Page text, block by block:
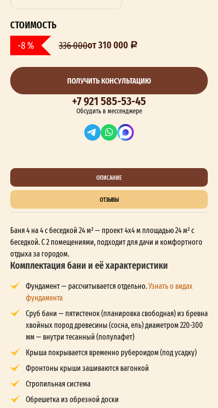
СТОИМОСТЬ
-8 % 336 000от 310 000
ПОЛУЧИТЬ КОНСУЛЬТАЦИЮ
+7 921 585-53-45
Обсудить в мессенджере
ОПИСАНИЕ
ОТЗЫВЫ
Баня 4 на 4 с беседкой 24 м² — проект 4x4 м площадью 24 м² с
беседкой. С 2 помещениями, подходит для дачи и комфортного
отдыха за городом.
Комплектация бани и её характеристики
Фундамент — рассчитывается отдельно.Узнать о видах
фундамента
Сруб бани — пятистенок (планировка свободная) из бревна
хвойных пород древесины (сосна, ель) диаметром 220-300
мм — внутри тесанный (полулафет)
Крыша покрывается временно рубероидом (под усадку)
Фронтоны крыши зашиваются вагонкой
Стропильная система
Обрешетка из обрезной доски